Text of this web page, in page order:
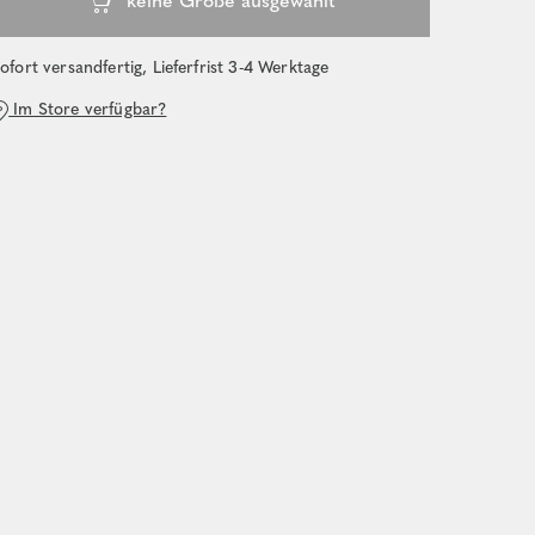
versandfertig, Lieferfrist 3-4 Werktage
Im Store verfügbar?